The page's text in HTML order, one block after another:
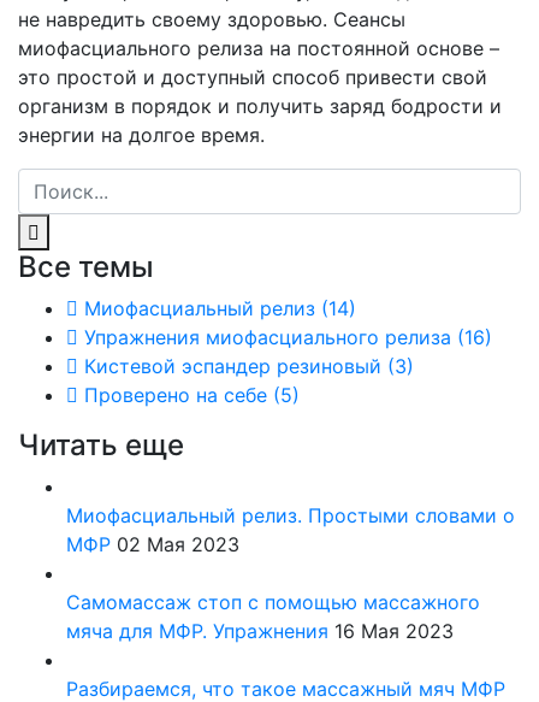
не навредить своему здоровью. Сеансы
миофасциального релиза на постоянной основе –
это простой и доступный способ привести свой
организм в порядок и получить заряд бодрости и
энергии на долгое время.
Все темы
Миофасциальный релиз (14)
Упражнения миофасциального релиза (16)
Кистевой эспандер резиновый (3)
Проверено на себе (5)
Читать еще
Миофасциальный релиз. Простыми словами о
МФР 02 Мая 2023
Самомассаж стоп с помощью массажного
мяча для МФР. Упражнения 16 Мая 2023
Разбираемся, что такое массажный мяч МФР